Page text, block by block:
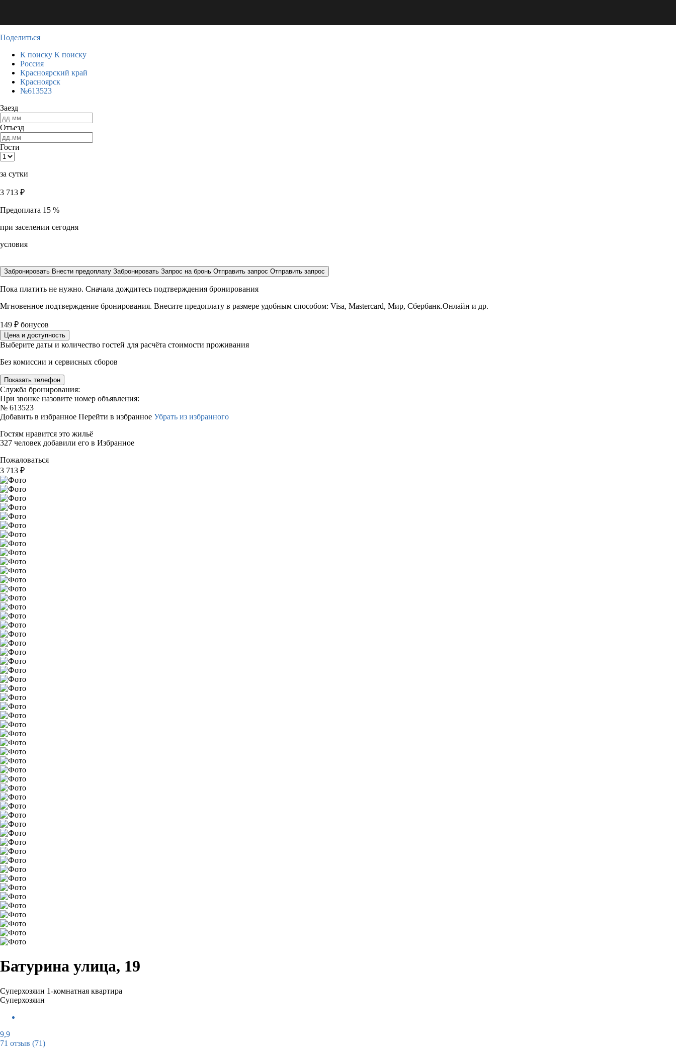
Поделиться
К поиску К поиску
Россия
Красноярский край
Красноярск
№613523
Заезд
Отъезд
Гости
за сутки
3 713 ₽
Предоплата 15 %
при заселении сегодня
условия
Забронировать Внести предоплату Забронировать Запрос на бронь Отправить запрос Отправить запрос
Пока платить не нужно. Сначала дождитесь подтверждения бронирования
Мгновенное подтверждение бронирования. Внесите предоплату в размере удобным способом: Visa, Mastercard, Мир, Сбербанк.Онлайн и др.
149 ₽ бонусов
Цена и доступность
Выберите даты и количество гостей для расчёта стоимости проживания
Без комиссии и сервисных сборов
Показать телефон
Служба бронирования:
При звонке назовите номер объявления:
№ 613523
Добавить в избранное Перейти в избранное Убрать из избранного
Гостям нравится это жильё
327 человек добавили его в Избранное
Пожаловаться
3 713 ₽
Батурина улица, 19
Суперхозяин 1-комнатная квартира
Суперхозяин
9,9
71 отзыв (71)